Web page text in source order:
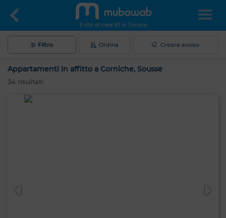
Il sito di case #1 in Tunisia
Filtro Ordina Creare avviso
Appartamenti in affitto a Corniche, Sousse
34 risultati